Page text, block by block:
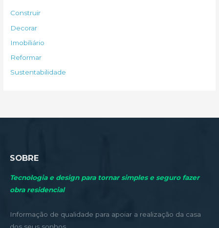
p
o
r
Construir
Decorar
Imobiliário
Reformar
Sustentabilidade
SOBRE
Tecnologia e design para tornar simples e seguro fazer
obra residencial
Informação de qualidade para apoiar a realização da casa